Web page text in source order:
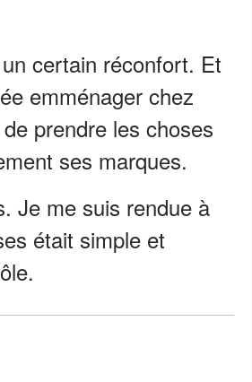
certain réconfort. Et
emménager chez
prendre les choses
ses marques.
Je me suis rendue à
était simple et